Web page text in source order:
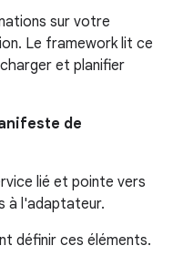
sur votre
Le framework lit ce
et planifier
de
lié et pointe vers
à l'adaptateur.
définir ces éléments.